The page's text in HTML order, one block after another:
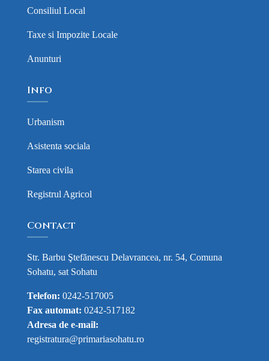
Consiliul Local
Taxe si Impozite Locale
Anunturi
Info
Urbanism
Asistenta sociala
Starea civila
Registrul Agricol
Contact
Str. Barbu Ştefănescu Delavrancea, nr. 54, Comuna
Sohatu, sat Sohatu
Telefon: 0242-517005
Fax automat: 0242-517182
Adresa de e-mail:
registratura@primariasohatu.ro